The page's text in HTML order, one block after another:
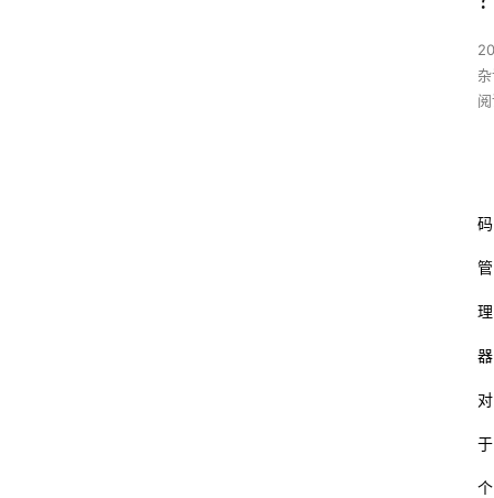
码
管
理
器
对
于
个